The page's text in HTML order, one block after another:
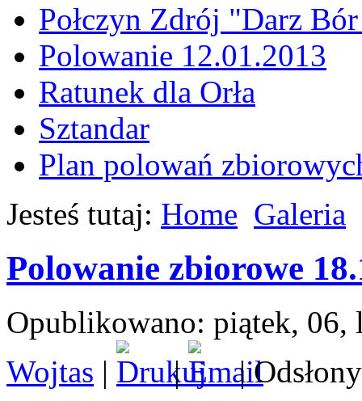
Połczyn Zdrój "Darz
Polowanie 12.01.2013
Ratunek dla Orła
Sztandar
Plan polowań
Jesteś tutaj: Home Galeria
Polowanie zbiorowe
Opublikowano: piątek, 06,
Wojtas | | |